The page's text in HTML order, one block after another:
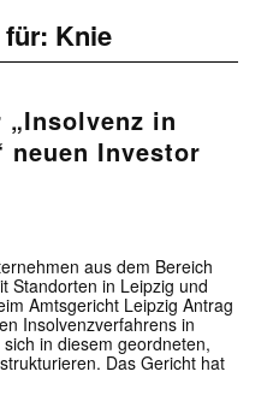
Knie
in
neuen Investor
aus dem Bereich
Standorten in Leipzig und
Amtsgericht Leipzig Antrag
Insolvenzverfahrens in
in diesem geordneten,
Das Gericht hat